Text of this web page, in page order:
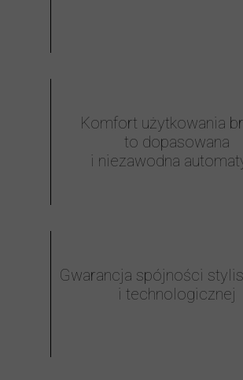
Gwarancja spójności
i technologicznej
Komfort użytkowania
to dopasowana
i niezawodna